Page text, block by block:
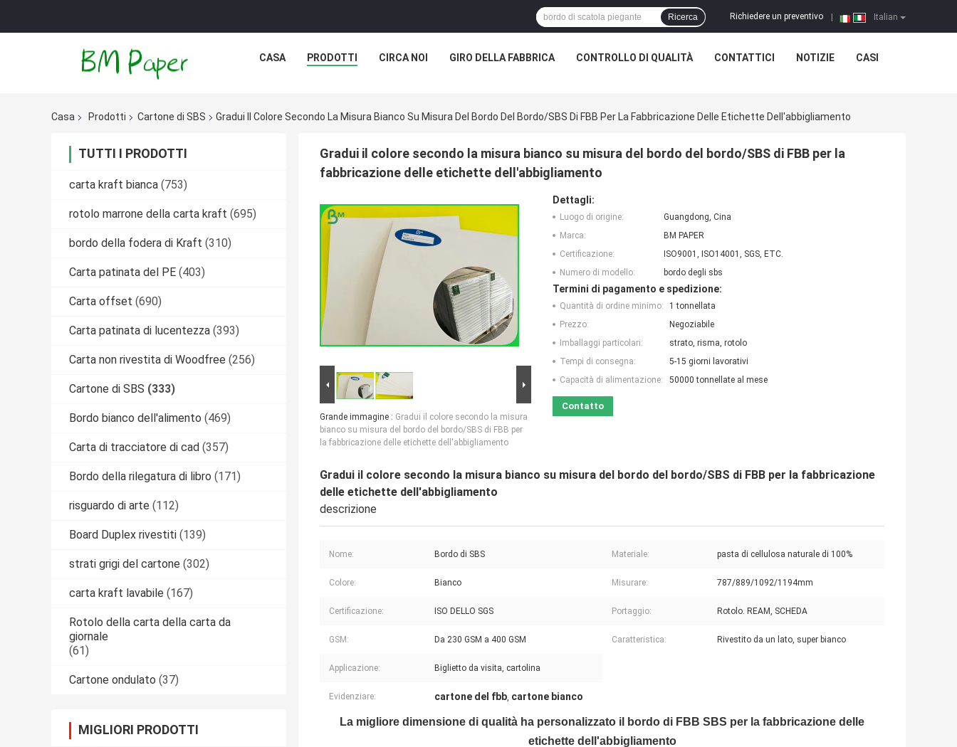
Italian
Richiedere un preventivo
Ricerca
CASA PRODOTTI CIRCA NOI GIRO DELLA FABBRICA CONTROLLO DI QUALITÀ CONTATTICI NOTIZIE CASI
Casa Prodotti Cartone di SBS Gradui Il Colore Secondo La Misura Bianco Su Misura Del Bordo Del Bordo/SBS Di FBB Per La Fabbricazione Delle Etichette Dell'abbigliamento
TUTTI I PRODOTTI
carta kraft bianca (753)
rotolo marrone della carta kraft (695)
bordo della fodera di Kraft (310)
Carta patinata del PE (403)
Carta offset (690)
Carta patinata di lucentezza (393)
Carta non rivestita di Woodfree (256)
Cartone di SBS (333)
Bordo bianco dell'alimento (469)
Carta di tracciatore di cad (357)
Bordo della rilegatura di libro (171)
risguardo di arte (112)
Board Duplex rivestiti (139)
strati grigi del cartone (302)
carta kraft lavabile (167)
Rotolo della carta della carta da
giornale
(61)
Cartone ondulato (37)
MIGLIORI PRODOTTI
Gradui il colore secondo la misura bianco su misura del bordo del bordo/SBS di FBB per la
fabbricazione delle etichette dell'abbigliamento
Grande immagine : Gradui il colore secondo la misura
bianco su misura del bordo del bordo/SBS di FBB per
la fabbricazione delle etichette dell'abbigliamento
Dettagli:
Luogo di origine:
Guangdong, Cina
Marca:
BM PAPER
Certificazione:
ISO9001, ISO14001, SGS, ETC.
Numero di modello:
bordo degli sbs
Termini di pagamento e spedizione:
Quantità di ordine minimo:
1 tonnellata
Prezzo:
Negoziabile
Imballaggi particolari:
strato, risma, rotolo
Tempi di consegna:
5-15 giorni lavorativi
Capacità di alimentazione:
50000 tonnellate al mese
Contatto
Gradui il colore secondo la misura bianco su misura del bordo del bordo/SBS di FBB per la fabbricazione
delle etichette dell'abbigliamento
descrizione
Nome: Bordo di SBS Materiale: pasta di cellulosa naturale di 100%
Colore: Bianco Misurare: 787/889/1092/1194mm
Certificazione: ISO DELLO SGS Portaggio: Rotolo. REAM, SCHEDA
GSM: Da 230 GSM a 400 GSM Caratteristica: Rivestito da un lato, super bianco
Applicazione: Biglietto da visita, cartolina
Evidenziare: cartone del fbb, cartone bianco
La migliore dimensione di qualità ha personalizzato il bordo di FBB SBS per la fabbricazione delle
etichette dell'abbigliamento